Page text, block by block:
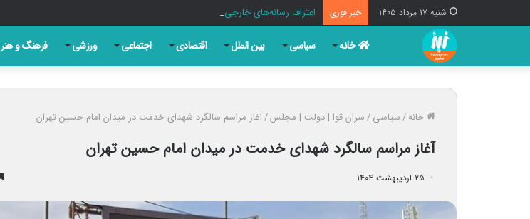
شنبه ۱۷ مرداد ۱۴۰۵ خبر فوری اعتراف رسانه‌های خارجی به شکست ترامپ حاصل مجاهدت رسانه‌های انقلابی است
خانه سیاسی بین الملل اقتصادی اجتماعی ورزشی فرهنگ و هنر
خانه/سیاسی/سران قوا | دولت | مجلس/آغاز مراسم سالگرد شهدای خدمت در میدان امام حسین تهران
آغاز مراسم سالگرد شهدای خدمت در میدان امام حسین تهران
۲۵ اردیبهشت ۱۴۰۴